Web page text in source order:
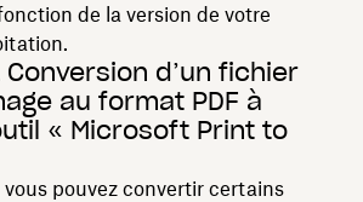
de la version de votre
Conversion d’un fichier
au format PDF à
« Microsoft Print to
pouvez convertir certains